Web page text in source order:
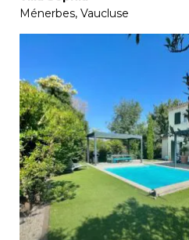
Ménerbes, Vaucluse